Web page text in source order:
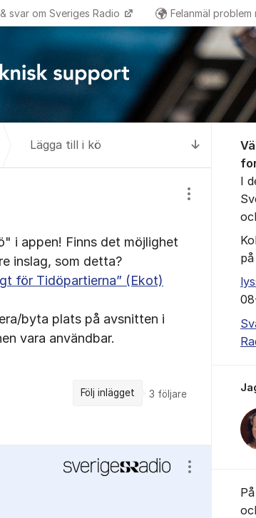
svar om Sveriges Radio Felanmäl
Till
Lägga till i kö
Visa/dölj
i appen! Finns det möjlighet
inslag, som detta?
för Tidöpartierna” (Ekot)
byta plats på avsnitten i
vara användbar.
Följ inlägget 3 följare
Visa/dölj
I